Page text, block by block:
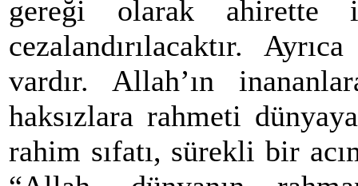
gereği olarak ahirette
cezalandırılacaktır.
vardır. Allah’ın
haksızlara rahmeti
rahim sıfatı, sürekli bir